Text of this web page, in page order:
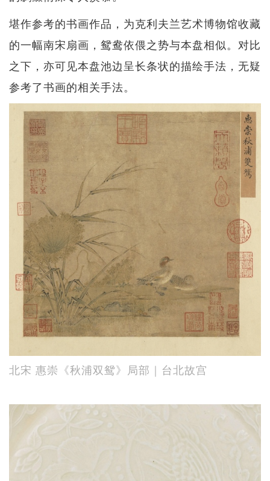
堪作参考的书画作品，为克利夫兰艺术博物馆收藏
的一幅南宋扇画，鸳鸯依偎之势与本盘相似。对比
之下，亦可见本盘池边呈长条状的描绘手法，无疑
参考了书画的相关手法。
北宋 惠崇《秋浦双鸳》局部｜台北故宫